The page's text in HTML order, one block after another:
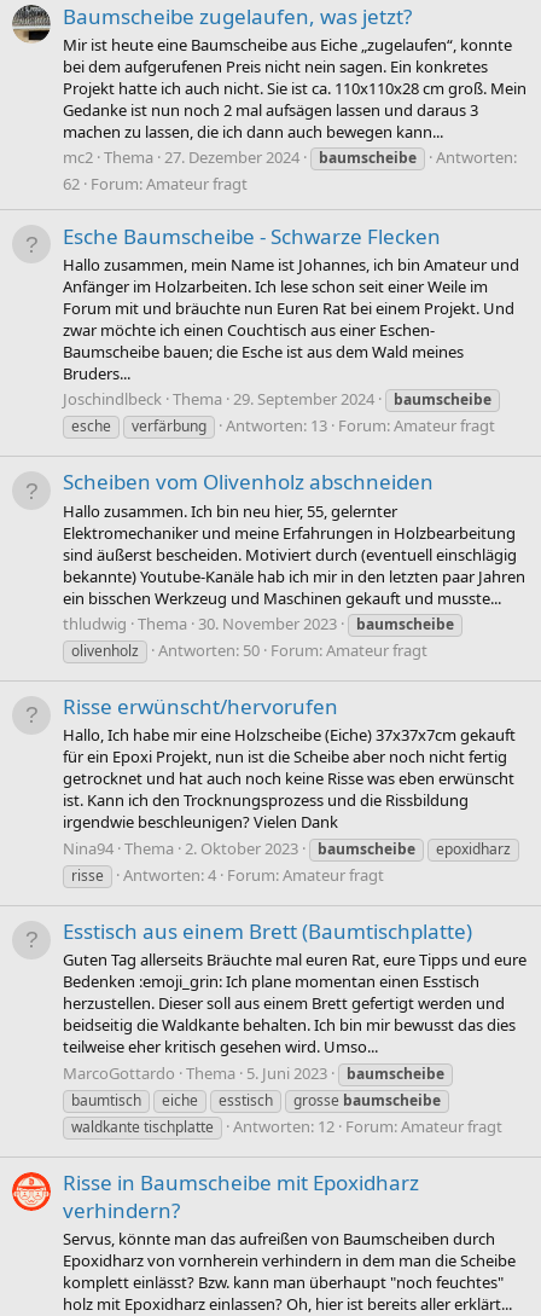
Baumscheibe zugelaufen, was jetzt?
Mir ist heute eine Baumscheibe aus Eiche „zugelaufen“, konnte
bei dem aufgerufenen Preis nicht nein sagen. Ein konkretes
Projekt hatte ich auch nicht. Sie ist ca. 110x110x28 cm groß. Mein
Gedanke ist nun noch 2 mal aufsägen lassen und daraus 3
machen zu lassen, die ich dann auch bewegen kann...
mc2 Thema 27. Dezember 2024 baumscheibe
Antworten:
62 Forum:Amateur fragt
Esche Baumscheibe - Schwarze Flecken
Hallo zusammen, mein Name ist Johannes, ich bin Amateur und
Anfänger im Holzarbeiten. Ich lese schon seit einer Weile im
Forum mit und bräuchte nun Euren Rat bei einem Projekt. Und
zwar möchte ich einen Couchtisch aus einer Eschen-
Baumscheibe bauen; die Esche ist aus dem Wald meines
Bruders...
Joschindlbeck Thema 29. September 2024
baumscheibe
esche
verfärbung Antworten: 13 Forum:Amateur fragt
Scheiben vom Olivenholz abschneiden
Hallo zusammen. Ich bin neu hier, 55, gelernter
Elektromechaniker und meine Erfahrungen in Holzbearbeitung
sind äußerst bescheiden. Motiviert durch (eventuell einschlägig
bekannte) Youtube-Kanäle hab ich mir in den letzten paar Jahren
ein bisschen Werkzeug und Maschinen gekauft und musste...
thludwig Thema 30. November 2023
baumscheibe
olivenholz
Antworten: 50 Forum:Amateur fragt
Risse erwünscht/hervorufen
Hallo, Ich habe mir eine Holzscheibe (Eiche) 37x37x7cm gekauft
für ein Epoxi Projekt, nun ist die Scheibe aber noch nicht fertig
getrocknet und hat auch noch keine Risse was eben erwünscht
ist. Kann ich den Trocknungsprozess und die Rissbildung
irgendwie beschleunigen? Vielen Dank
Nina94 Thema 2. Oktober 2023 baumscheibe
epoxidharz
risse
Antworten: 4 Forum:Amateur fragt
Esstisch aus einem Brett (Baumtischplatte)
Guten Tag allerseits Bräuchte mal euren Rat, eure Tipps und eure
Bedenken :emoji_grin: Ich plane momentan einen Esstisch
herzustellen. Dieser soll aus einem Brett gefertigt werden und
beidseitig die Waldkante behalten. Ich bin mir bewusst das dies
teilweise eher kritisch gesehen wird. Umso...
MarcoGottardo Thema 5. Juni 2023
baumscheibe
baumtisch
eiche esstisch grosse baumscheibe
waldkante tischplatte
Antworten: 12 Forum:Amateur fragt
Risse in Baumscheibe mit Epoxidharz
verhindern?
Servus, könnte man das aufreißen von Baumscheiben durch
Epoxidharz von vornherein verhindern in dem man die Scheibe
komplett einlässt? Bzw. kann man überhaupt "noch feuchtes"
holz mit Epoxidharz einlassen? Oh, hier ist bereits aller erklärt...